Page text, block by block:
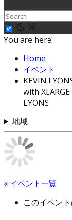
You are here:
Home
イベント
KEVIN
with
LYONS
地域
« イベント一覧
このイベント